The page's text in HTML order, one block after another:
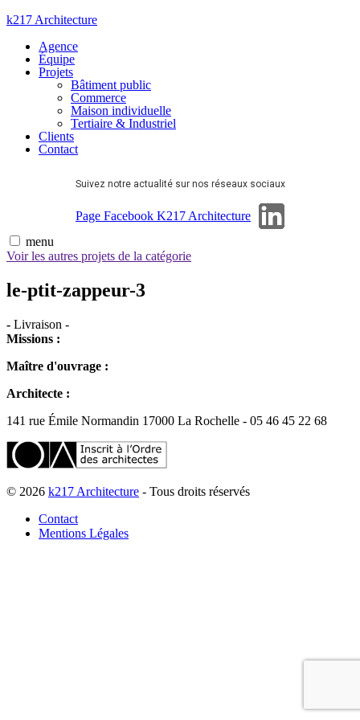
Aller
contenu
k217 Architecture
Agence
Équipe
Projets
Bâtiment public
Commerce
Maison individuelle
Tertiaire & Industriel
Clients
Contact
Suivez notre actualité sur nos réseaux sociaux
Page Facebook K217 Architecture
menu
Voir les autres projets de la catégorie
le-ptit-zappeur-3
- Livraison -
Missions :
Maître d'ouvrage :
Architecte :
141 rue Émile Normandin 17000 La Rochelle - 05 46 45 22 68
© 2026 k217 Architecture - Tous droits réservés
Contact
Mentions Légales